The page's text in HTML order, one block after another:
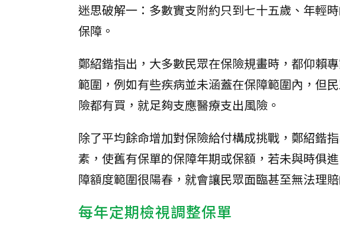
迷思破解一：多數實支附約只到七十五歲、年輕
保障。
鄭紹鍇指出，大多數民眾在保險規畫時，都仰賴
範圍，例如有些疾病並未涵蓋在保障範圍內，但
險都有買，就足夠支應醫療支出風險。
除了平均餘命增加對保險給付構成挑戰，鄭紹鍇
素，使舊有保單的保障年期或保額，若未與時俱
障額度範圍很陽春，就會讓民眾面臨甚至無法理賠
每年定期檢視調整保單